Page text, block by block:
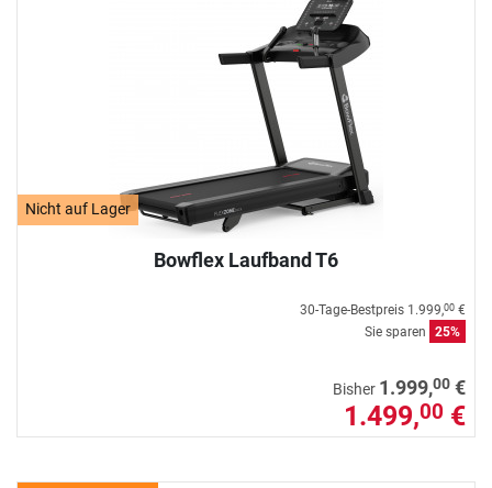
Nicht auf Lager
Bowflex Laufband T6
30-Tage-Bestpreis 1.999,00 €
Sie sparen
25%
Bisher 1.999,00 €
1.499,00 €